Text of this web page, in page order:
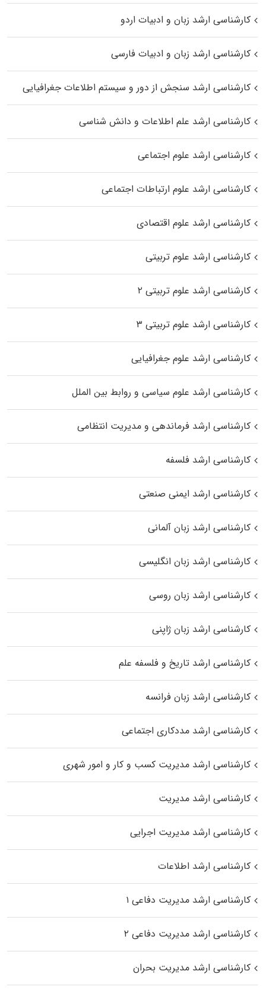
کارشناسی ارشد زبان و ادبیات اردو
کارشناسی ارشد زبان و ادبیات فارسی
کارشناسی ارشد سنجش از دور و سیستم اطلاعات جغرافیایی
کارشناسی ارشد علم اطلاعات و دانش شناسی
کارشناسی ارشد علوم اجتماعی
کارشناسی ارشد علوم ارتباطات اجتماعی
کارشناسی ارشد علوم اقتصادی
کارشناسی ارشد علوم تربیتی
کارشناسی ارشد علوم تربیتی ۲
کارشناسی ارشد علوم تربیتی ۳
کارشناسی ارشد علوم جغرافیایی
کارشناسی ارشد علوم سیاسی و روابط بین الملل
کارشناسی ارشد فرماندهی و مدیریت انتظامی
کارشناسی ارشد فلسفه
کارشناسی ارشد ایمنی صنعتی
کارشناسی ارشد زبان آلمانی
کارشناسی ارشد زبان انگلیسی
کارشناسی ارشد زبان روسی
کارشناسی ارشد زبان ژاپنی
کارشناسی ارشد تاریخ و فلسفه علم
کارشناسی ارشد زبان فرانسه
کارشناسی ارشد مددکاری اجتماعی
کارشناسی ارشد مدیریت کسب و کار و امور شهری
کارشناسی ارشد مدیریت
کارشناسی ارشد مدیریت اجرایی
کارشناسی ارشد اطلاعات
کارشناسی ارشد مدیریت دفاعی ۱
کارشناسی ارشد مدیریت دفاعی ۲
کارشناسی ارشد مدیریت بحران